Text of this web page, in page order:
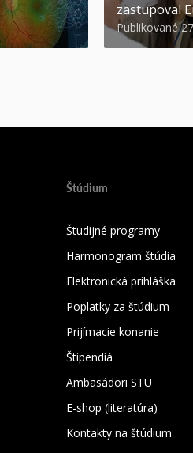
zastupoval
Publikované
Štúdium
Študijné programy
Harmonogram štúdia
Elektronická prihláška
Poplatky za štúdium
Prijímacie konanie
Štipendiá
Ambasádori STU
E-shop (literatúra)
Kontakty na štúdium